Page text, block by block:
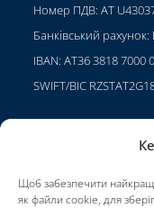
Щоб забезпечити
як файли cookie, для
Номер ПДВ: AT
Банківський
IBAN: AT36 3818 7000
SWIFT/BIC
Кар'єра